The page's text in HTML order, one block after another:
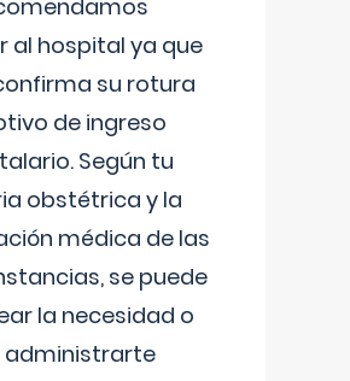
al hospital ya que
su rotura
de ingreso
Según tu
obstétrica y la
médica de las
se puede
la necesidad o
administrarte